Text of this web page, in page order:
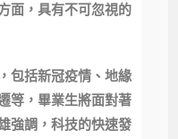
面，具有不可忽視的
包括新冠疫情、地緣
等，畢業生將面對著
強調，科技的快速發